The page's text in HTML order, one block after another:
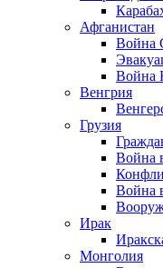
Афганистан
Война
Война
Венгрия
Грузия
Война
Война
Ирак
Монголия